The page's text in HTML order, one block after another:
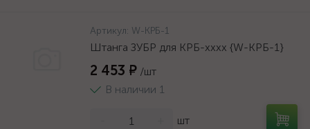
Артикул: W-КРБ-1
Штанга ЗУБР для КРБ-хххх {W-КРБ-1}
2 453 ₽ /шт
В наличии 1
шт